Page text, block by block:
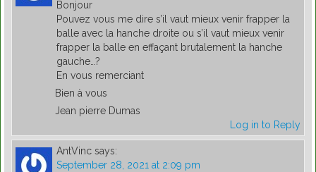
Bonjour
Pouvez vous me dire s’il vaut mieux venir frapper la
balle avec la hanche droite ou s’il vaut mieux venir
frapper la balle en effaçant brutalement la hanche
gauche…?
En vous remerciant
Bien à vous
Jean pierre Dumas
Log in to Reply
AntVinc says:
September 28, 2021 at 2:09 pm